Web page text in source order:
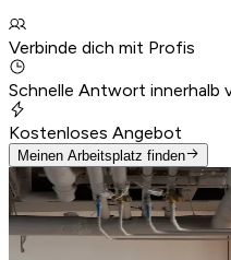
Verbinde dich mit Profis
Schnelle Antwort innerhalb
Kostenloses Angebot
Meinen Arbeitsplatz finden